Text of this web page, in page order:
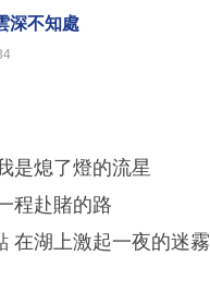
深不知處
是熄了燈的流星
程赴賭的路
在湖上激起一夜的迷霧